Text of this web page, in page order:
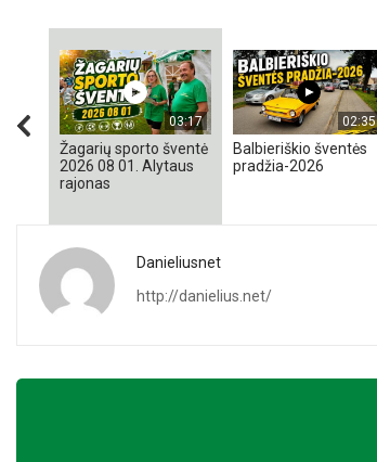
03:17
Žagarių sporto šventė
2026 08 01. Alytaus
rajonas
02:35
Balbieriškio šventės
pradžia-2026
Danieliusnet
http://danielius.net/